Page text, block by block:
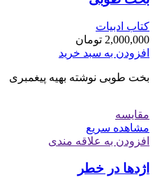
کتاب ادبیات
2,000,000 تومان
افزودن به سبد خرید
بخت طوبی نوشته بهیه پیغمبری
مقایسه
مشاهده سریع
افزودن به علاقه مندی
اژدها در خطر